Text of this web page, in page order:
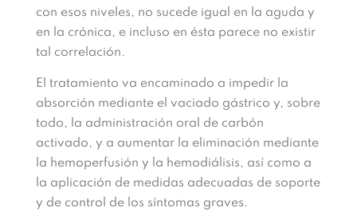
con esos niveles, no sucede igual en la aguda y
en la crónica, e incluso en ésta parece no existir
tal correlación.
El tratamiento va encaminado a impedir la
absorción mediante el vaciado gástrico y, sobre
todo, la administración oral de carbón
activado, y a aumentar la eliminación mediante
la hemoperfusión y la hemodiálisis, así como a
la aplicación de medidas adecuadas de soporte
y de control de los síntomas graves.